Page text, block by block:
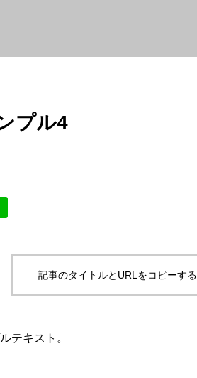
プル4
記事のタイトルとURLをコピーする
テキスト。